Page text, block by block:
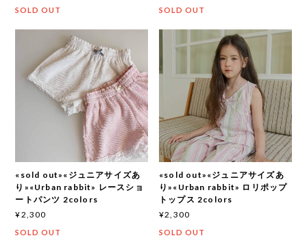
SOLD OUT SOLD OUT
«sold out»«ジュニアサイズあ
り»«Urban rabbit» レースショ
ートパンツ 2colors
¥2,300
SOLD OUT
«sold out»«ジュニアサイズあ
り»«Urban rabbit» ロリポップ
トップス 2colors
¥2,300
SOLD OUT